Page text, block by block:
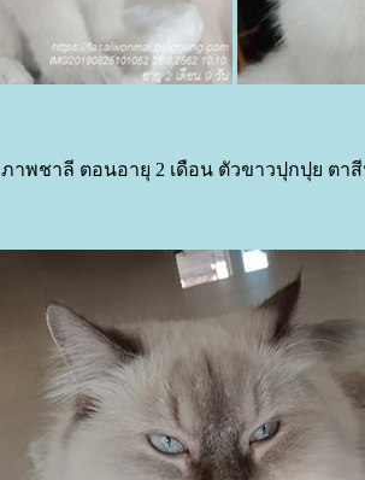
ภาพชาลี ตอนอายุ 2 เดือน ตัวขาวปุกปุย ตา